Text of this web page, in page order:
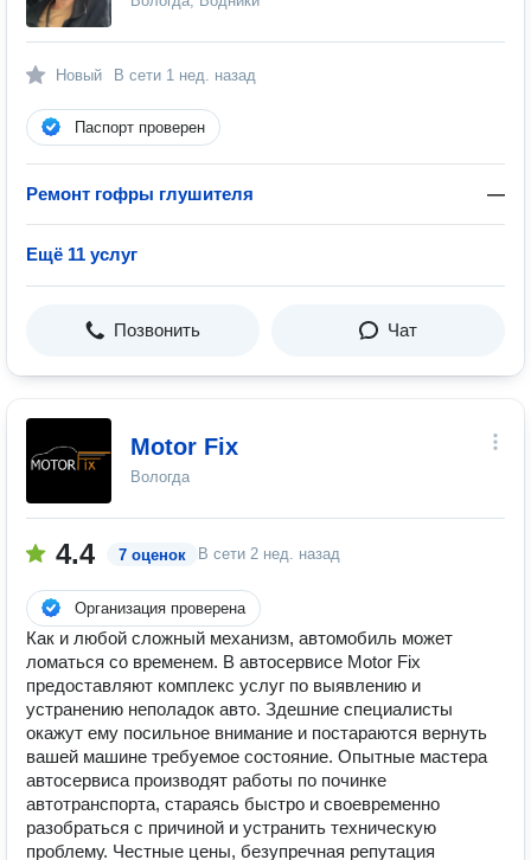
Новый В сети 1 нед. назад
Паспорт проверен
Ремонт гофры глушителя —
Ещё 11 услуг
Позвонить Чат
Motor Fix
Вологда
4.4 7 оценок В сети 2 нед. назад
Организация проверена
Как и любой сложный механизм, автомобиль может
ломаться со временем. В автосервисе Motor Fix
предоставляют комплекс услуг по выявлению и
устранению неполадок авто. Здешние специалисты
окажут ему посильное внимание и постараются вернуть
вашей машине требуемое состояние. Опытные мастера
автосервиса производят работы по починке
автотранспорта, стараясь быстро и своевременно
разобраться с причиной и устранить техническую
проблему. Честные цены, безупречная репутация